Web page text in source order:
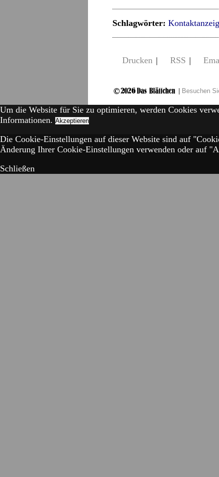
Schlagwörter:
Drucken | RSS |
| Besuchen
Um die Website für Sie zu optimieren, werden Cookies
Informationen. Akzeptieren
Die Cookie-Einstellungen auf dieser Website sind auf
Änderung Ihrer Cookie-Einstellungen verwenden oder auf
Schließen